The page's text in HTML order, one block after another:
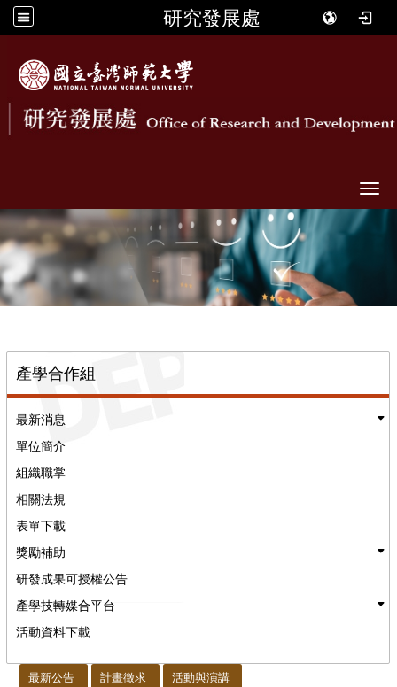
研究發展處
產學合作組
最新消息
單位簡介
組織職掌
相關法規
表單下載
獎勵補助
研發成果可授權公告
產學技轉媒合平台
活動資料下載
最新公告 計畫徵求 活動與演講